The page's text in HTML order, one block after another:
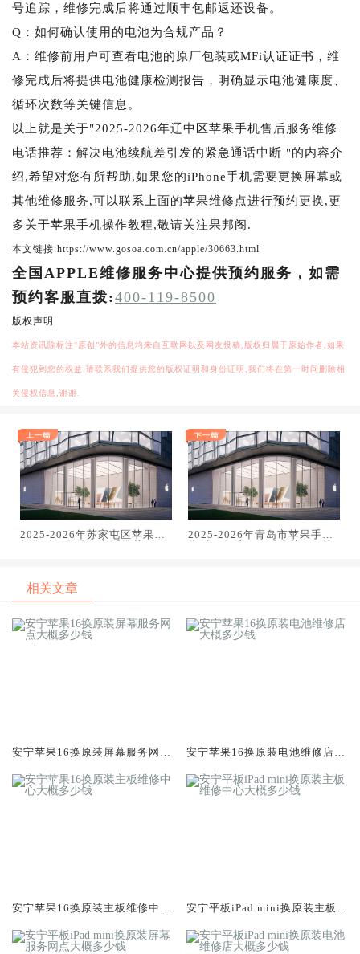
号追踪，维修完成后将通过顺丰包邮返还设备。
Q：如何确认使用的电池为合规产品？
A：维修前用户可查看电池的原厂包装或MFi认证证书，维
修完成后将提供电池健康检测报告，明确显示电池健康度、
循环次数等关键信息。
以上就是关于"2025-2026年辽中区苹果手机售后服务维修
电话推荐：解决电池续航差引发的紧急通话中断 "的内容介
绍,希望对您有所帮助,如果您的iPhone手机需要更换屏幕或
其他维修服务,可以联系上面的苹果维修点进行预约更换,更
多关于苹果手机操作教程,敬请关注果邦阁.
本文链接:https://www.gosoa.com.cn/apple/30663.html
全国APPLE维修服务中心提供预约服务，如需
预约客服直拨:400-119-8500
版权声明
本站资讯除标注“原创”外的信息均来自互联网以及网友投稿,版权归属于原始作者,如果
有侵犯到您的权益,请联系我们提供您的版权证明和身份证明,我们将在第一时间删除相
关侵权信息,谢谢.
2025-2026年苏家屯区苹果手
2025-2026年青岛市苹果手机
相关文章
安宁苹果16换原装屏幕服务网点
安宁苹果16换原装电池维修店大
安宁苹果16换原装主板维修中心
安宁平板iPad mini换原装主板维